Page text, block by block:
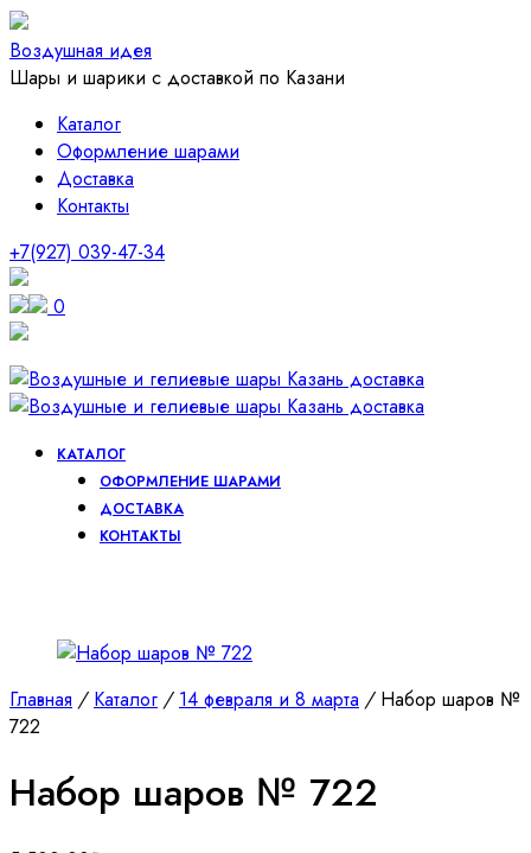
Воздушная идея
Шары и шарики с доставкой по Казани
Каталог
Оформление шарами
Доставка
Контакты
+7(927) 039-47-34
0
КАТАЛОГ
ОФОРМЛЕНИЕ ШАРАМИ
ДОСТАВКА
КОНТАКТЫ
Главная / Каталог / 14 февраля и 8 марта /Набор шаров №
722
Набор шаров № 722